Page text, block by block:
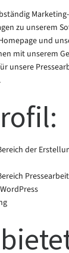
zu unserem
und
mit unserem
unsere
der
Pressearbeit